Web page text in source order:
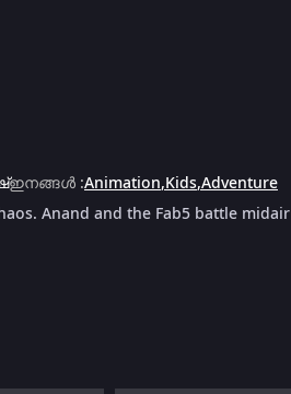
ഇനങ്ങൾ :Animation,Kids,Adventure
Anand and the Fab5 battle midair